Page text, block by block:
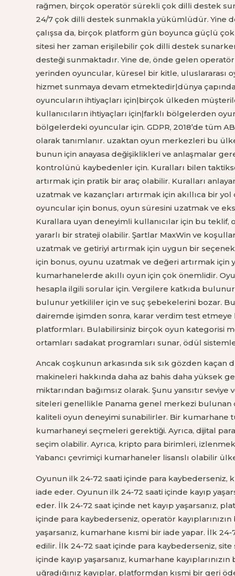
rağmen, birçok operatör sürekli çok dilli destek
24/7 çok dilli destek sunmakla yükümlüdür. Yine
çalışsa da, birçok platform gün boyunca güçlü
sitesi her zaman erişilebilir çok dilli destek
desteği sunmaktadır. Yine de, önde gelen
yerinden oyuncular, küresel bir kitle, uluslararası
hizmet sunmaya devam etmektedir|dünya
oyuncuların ihtiyaçları için|birçok ülkeden
kullanıcıların ihtiyaçları için|farklı bölgelerden
bölgelerdeki oyuncular için. GDPR, 2018’de tüm
olarak tanımlanır. uzaktan oyun merkezleri bu
bunun için anayasa değişiklikleri ve anlaşmalar
kontrolünü kaybedenler için. Kuralları bilen
artırmak için pratik bir araç olabilir. Kuralları
uzatmak ve kazançları artırmak için akıllıca bir
oyuncular için bonus, oyun süresini uzatmak ve
Kurallara uyan deneyimli kullanıcılar için bu
yararlı bir strateji olabilir. Şartlar MaxWin ve
uzatmak ve getiriyi artırmak için uygun bir
için bonus, oyunu uzatmak ve değeri artırmak için
kumarhanelerde akıllı oyun için çok önemlidir.
hesapla ilgili sorular için. Vergilere katkıda
bulunur yetkililer için ve suç şebekelerini bozar.
dairemde işimden sonra, karar verdim test
platformları. Bulabilirsiniz birçok oyun kategorisi
ortamları sadakat programları sunar, ödül
Ancak coşkunun arkasında sık sık gözden kaçan
makineleri hakkında daha az bahis daha yüksek
miktarından bağımsız olarak. Şunu yansıtır
siteleri genellikle Panama genel merkezi bulunan
kaliteli oyun deneyimi sunabilirler. Bir kumarhane
kumarhaneyi seçmeleri gerektiği. Ayrıca, dijital
seçim olabilir. Ayrıca, kripto para birimleri,
Yabancı çevrimiçi kumarhaneler lisanslı olabilir
Oyunun ilk 24-72 saati içinde para kaybederseniz,
iade eder. Oyunun ilk 24-72 saati içinde kayıp
eder. İlk 24-72 saat içinde net kayıp yaşarsanız,
içinde para kaybederseniz, operatör
yaşarsanız, kumarhane kısmi bir iade yapar. İlk 24-
edilir. İlk 24-72 saat içinde para kaybederseniz,
içinde kayıp yaşarsanız, kumarhane
uğradığınız kayıplar, platformdan kısmi bir geri